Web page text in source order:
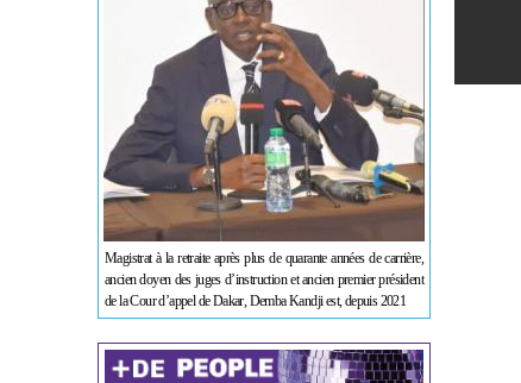
Magistrat à la retraite après plus de quarante années de carrière,
ancien doyen des juges d’instruction et ancien premier président
de la Cour d’appel de Dakar, Demba Kandji est, depuis 2021